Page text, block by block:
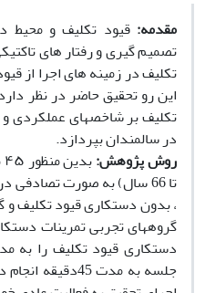
مقدمه: قیود تکلیف و محیط
تصمیم گیری و رفتار های
تکلیف در زمینه های اجرا از
این رو تحقیق حاضر در نظر
تکلیف بر شاخص­های عملکردی و
در سالمندان بپردازد.
روش پژوهش:
تا 66 سال) به صورت
، بدون دستکاری قیود
گروه­های تجربی تمرینات
دستکاری قیود تکلیف را
جلسه به مدت